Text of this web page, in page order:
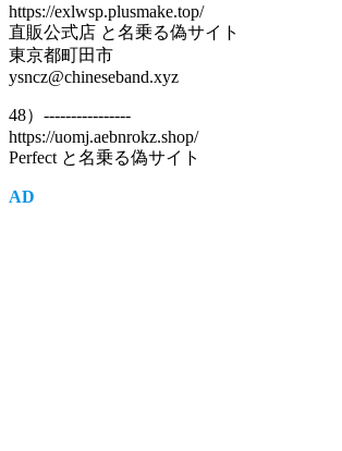
https://exlwsp.plusmake.top/
直販公式店 と名乗る偽サイト
東京都町田市
ysncz@chineseband.xyz
48）----------------
https://uomj.aebnrokz.shop/
Perfect と名乗る偽サイト
AD